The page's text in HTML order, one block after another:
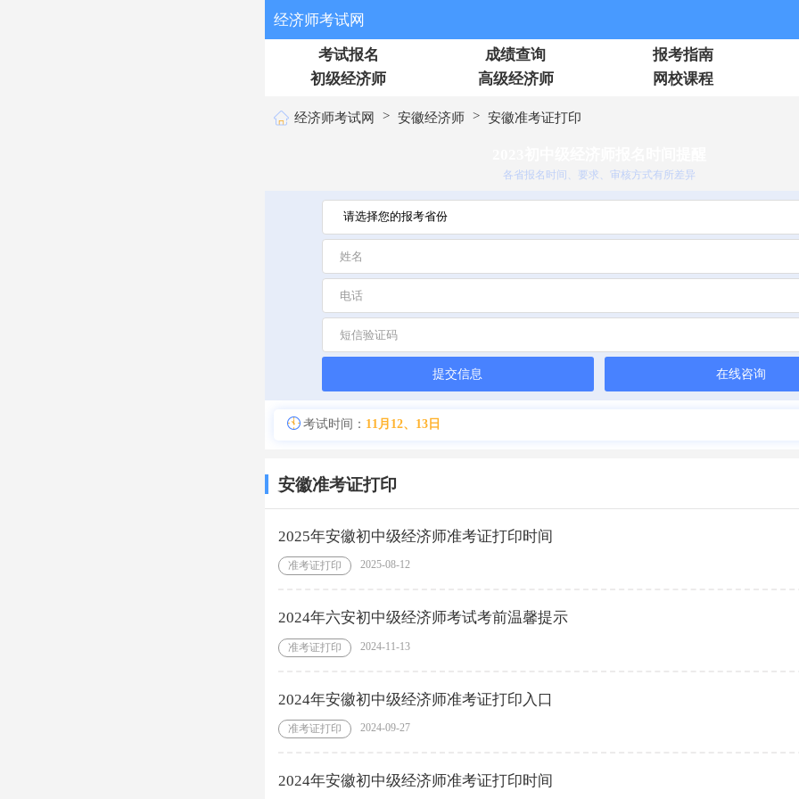
经济师考试网
考试报名 成绩查询
报考指南
初级经济师
高级经济师 网校课程
经济师考试网 > 安徽经济师 > 安徽准考证打印
各省报名时间、要求、审核方式有所差异
提交信息 在线咨询
考试时间： 11月12、13日
安徽准考证打印
2025年安徽初中级经济师准考证打印时间
准考证打印 2025-08-12
2024年六安初中级经济师考试考前温馨提示
准考证打印 2024-11-13
2024年安徽初中级经济师准考证打印入口
准考证打印 2024-09-27
2024年安徽初中级经济师准考证打印时间